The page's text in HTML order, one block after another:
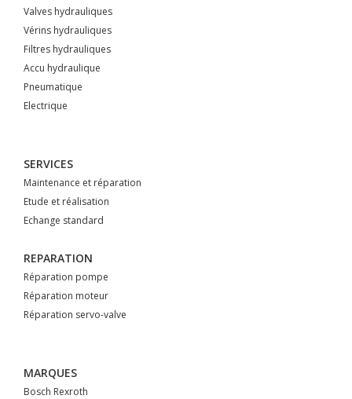
Valves hydrauliques
Vérins hydrauliques
Filtres hydrauliques
Accu hydraulique
Pneumatique
Electrique
SERVICES
Maintenance et réparation
Etude et réalisation
Echange standard
REPARATION
Réparation pompe
Réparation moteur
Réparation servo-valve
MARQUES
Bosch Rexroth